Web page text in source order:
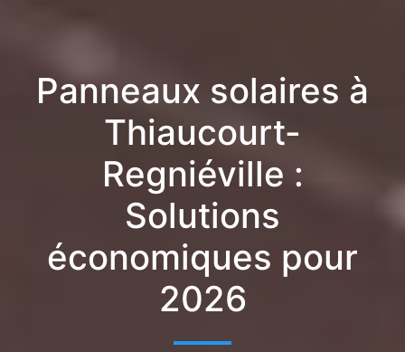
Panneaux solaires à
Thiaucourt-
Regniéville :
Solutions
économiques pour
2026